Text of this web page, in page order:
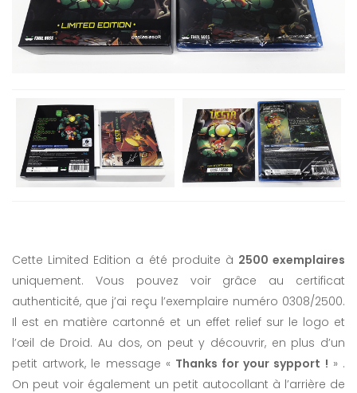
Cette Limited Edition a été produite à 2500 exemplaires
uniquement. Vous pouvez voir grâce au certificat
authenticité, que j’ai reçu l’exemplaire numéro 0308/2500.
Il est en matière cartonné et un effet relief sur le logo et
l’œil de Droid. Au dos, on peut y découvrir, en plus d’un
petit artwork, le message « Thanks for your sypport ! » .
On peut voir également un petit autocollant à l’arrière de